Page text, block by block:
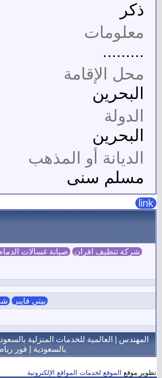
ذكر
معلومات
.........
محل الإقامة
البحرين
الدولة
البحرين
الديانة أو المذهب
مسلم سنى
link
شركة تنظيف افران صيانة غسالات
بيتي فايبر
المهندس العالمية للخدمات المنزلية
بالسعودية
فور
تطوير موقع الموقع لخدمات المواقع الإلكترونية